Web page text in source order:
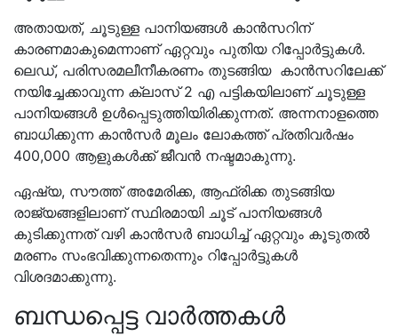
അതായത്, ചൂടുള്ള പാനിയങ്ങള്‍ കാന്‍സറിന്
കാരണമാകുമെന്നാണ് ഏറ്റവും പുതിയ റിപ്പോർട്ടുകൾ.
ലെഡ്, പരിസരമലീനീകരണം തുടങ്ങിയ കാന്‍സറിലേക്ക്
നയിച്ചേക്കാവുന്ന ക്ലാസ് 2 എ പട്ടികയിലാണ് ചൂടുള്ള
പാനിയങ്ങൾ ഉള്‍പ്പെടുത്തിയിരിക്കുന്നത്. അന്നനാളത്തെ
ബാധിക്കുന്ന കാൻസർ മൂലം ലോകത്ത് പ്രതിവര്‍ഷം
400,000 ആളുകൾക്ക് ജീവൻ നഷ്ടമാകുന്നു.
ഏഷ്യ, സൗത്ത് അമേരിക്ക, ആഫ്രിക്ക തുടങ്ങിയ
രാജ്യങ്ങളിലാണ് സ്ഥിരമായി ചൂട് പാനിയങ്ങൾ
കുടിക്കുന്നത് വഴി കാൻസർ ബാധിച്ച് ഏറ്റവും കൂടുതൽ
മരണം സംഭവിക്കുന്നതെന്നും റിപ്പോർട്ടുകൾ
വിശദമാക്കുന്നു.
ബന്ധപ്പെട്ട വാർത്തകൾ